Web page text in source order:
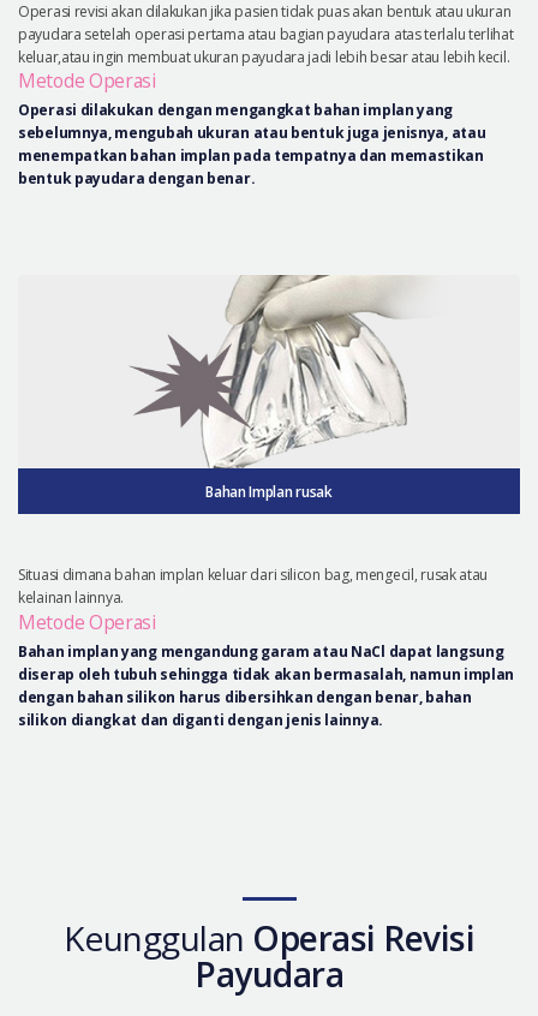
Operasi revisi akan dilakukan jika pasien tidak puas akan bentuk atau ukuran
payudara setelah operasi pertama atau bagian payudara atas terlalu terlihat
keluar,atau ingin membuat ukuran payudara jadi lebih besar atau lebih kecil.
Metode Operasi
Operasi dilakukan dengan mengangkat bahan implan yang
sebelumnya, mengubah ukuran atau bentuk juga jenisnya, atau
menempatkan bahan implan pada tempatnya dan memastikan
bentuk payudara dengan benar.
Bahan Implan rusak
Situasi dimana bahan implan keluar dari silicon bag, mengecil, rusak atau
kelainan lainnya.
Metode Operasi
Bahan implan yang mengandung garam atau NaCl dapat langsung
diserap oleh tubuh sehingga tidak akan bermasalah, namun implan
dengan bahan silikon harus dibersihkan dengan benar, bahan
silikon diangkat dan diganti dengan jenis lainnya.
Keunggulan Operasi Revisi
Payudara